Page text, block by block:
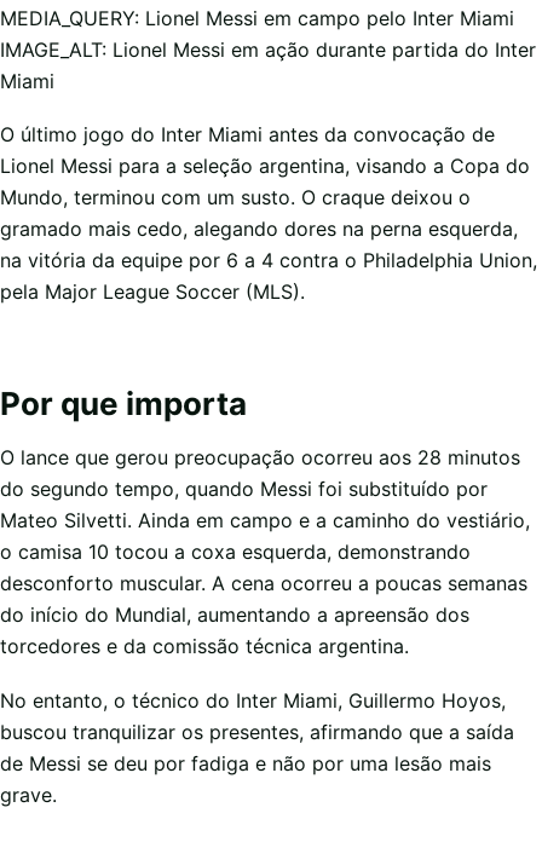
MEDIA_QUERY: Lionel Messi em campo pelo Inter Miami
IMAGE_ALT: Lionel Messi em ação durante partida do Inter
Miami
O último jogo do Inter Miami antes da convocação de
Lionel Messi para a seleção argentina, visando a Copa do
Mundo, terminou com um susto. O craque deixou o
gramado mais cedo, alegando dores na perna esquerda,
na vitória da equipe por 6 a 4 contra o Philadelphia Union,
pela Major League Soccer (MLS).
Por que importa
O lance que gerou preocupação ocorreu aos 28 minutos
do segundo tempo, quando Messi foi substituído por
Mateo Silvetti. Ainda em campo e a caminho do vestiário,
o camisa 10 tocou a coxa esquerda, demonstrando
desconforto muscular. A cena ocorreu a poucas semanas
do início do Mundial, aumentando a apreensão dos
torcedores e da comissão técnica argentina.
No entanto, o técnico do Inter Miami, Guillermo Hoyos,
buscou tranquilizar os presentes, afirmando que a saída
de Messi se deu por fadiga e não por uma lesão mais
grave.